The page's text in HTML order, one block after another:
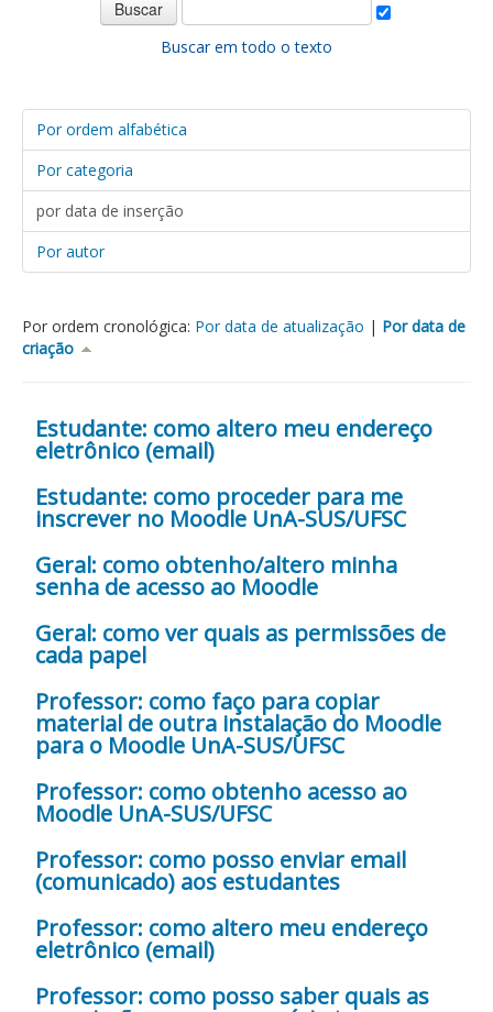
Buscar em todo o texto
Por ordem alfabética
Por categoria
por data de inserção
Por autor
Por ordem cronológica: Por data de atualização | Por data de
criação
Estudante: como altero meu endereço
eletrônico (email)
Estudante: como proceder para me
inscrever no Moodle UnA-SUS/UFSC
Geral: como obtenho/altero minha
senha de acesso ao Moodle
Geral: como ver quais as permissões de
cada papel
Professor: como faço para copiar
material de outra instalação do Moodle
para o Moodle UnA-SUS/UFSC
Professor: como obtenho acesso ao
Moodle UnA-SUS/UFSC
Professor: como posso enviar email
(comunicado) aos estudantes
Professor: como altero meu endereço
eletrônico (email)
Professor: como posso saber quais as